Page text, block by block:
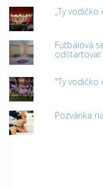
„Ty vodičko
Futbalová
odštartovať
"Ty vodičko
Pozvánka